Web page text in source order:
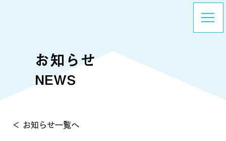
​お知らせ
NEWS
＜ お知らせ一覧へ